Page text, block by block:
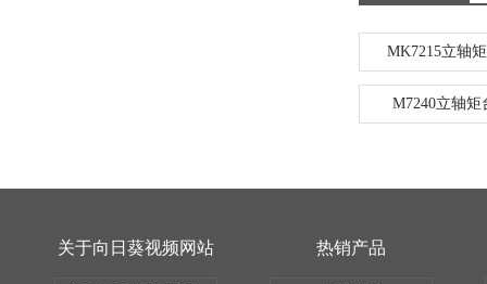
MK7215立轴
M7240立轴矩
关于向日葵视频网站 热销产品